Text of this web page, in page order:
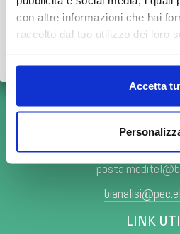
con altre informazioni che hai
raccolto dal tuo utilizzo dei loro
Accetta
LINK
Grazie.